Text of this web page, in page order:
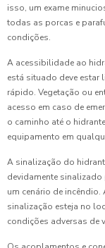
isso, um exame
todas as porcas e
condições.
A acessibilidade ao
está situado deve estar
rápido. Vegetação ou
acesso em caso de
o caminho até o
equipamento em
A sinalização do
devidamente
um cenário de incêndio.
sinalização esteja no
condições adversas de